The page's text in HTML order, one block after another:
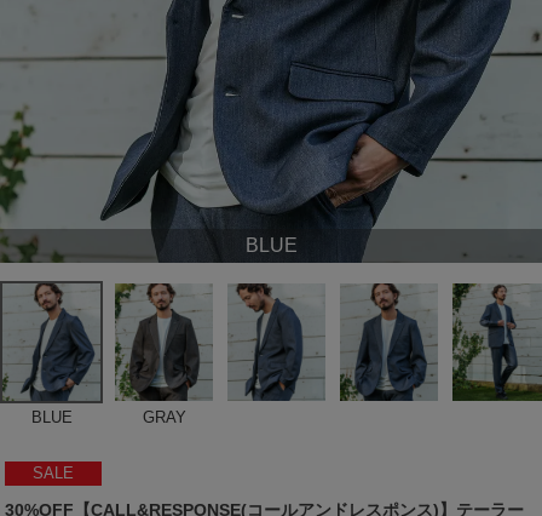
BLUE
BLUE GRAY
SALE
30%OFF【CALL&RESPONSE(コールアンドレスポンス)】テーラー